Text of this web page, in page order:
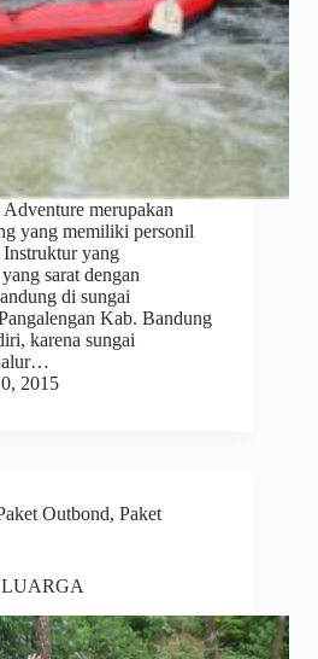
merupakan
yang memiliki personil
yang
sarat dengan
di sungai
Kab. Bandung
karena sungai
jalur…
2015
Outbond, Paket